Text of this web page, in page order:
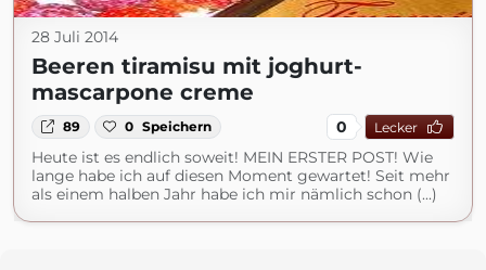
28 Juli 2014
Beeren tiramisu mit joghurt-
mascarpone creme
89 0 Speichern 0 Lecker
Heute ist es endlich soweit! MEIN ERSTER POST! Wie
lange habe ich auf diesen Moment gewartet! Seit mehr
als einem halben Jahr habe ich mir nämlich schon (...)